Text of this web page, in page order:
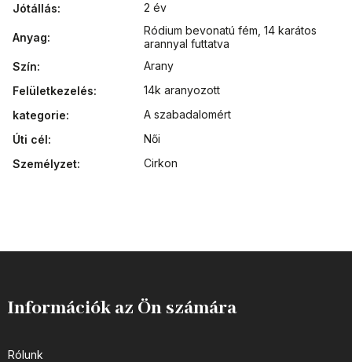
Jótállás: 2 év
Anyag:
Ródium bevonatú fém 14 karátos
arannyal futtatva
Szín:
Arany
Felületkezelés:
14k aranyozott
kategorie:
A szabadalomért
Úti cél:
Női
Személyzet: Cirkon
Információk az Ön számára
Rólunk